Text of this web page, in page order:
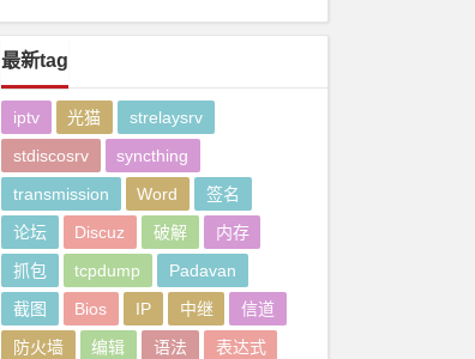
最新tag
iptv 光猫
strelaysrv
stdiscosrv
syncthing
transmission
Word
签名
论坛
Discuz 破解
内存
抓包
tcpdump
Padavan
截图
Bios IP 中继
信道
防火墙
编辑 语法
表达式